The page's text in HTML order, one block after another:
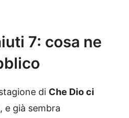
7: cosa ne
di Che Dio ci
e già sembra